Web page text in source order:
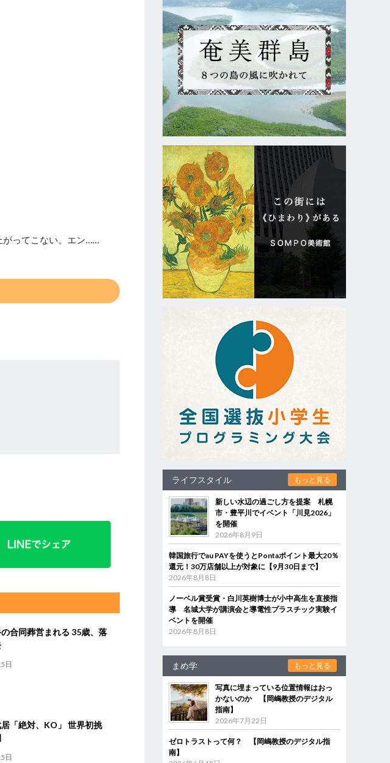
がってこない。エン……
合同葬営まれる 35歳、落
日
「絶対、KO」 世界初挑
日
ライフスタイル もっと見る
新しい水辺の過ごし方を提案 札幌
市・豊平川でイベント「川見2026」
を開催
2026年8月9日
韓国旅行でau PAYを使うとPontaポイント最大20％
還元！30万店舗以上が対象に【9月30日まで】
2026年8月8日
ノーベル賞受賞・白川英樹博士が小中高生を直接指
導 名城大学が講演会と導電性プラスチック実験イ
ベントを開催
2026年8月8日
まめ学 もっと見る
写真に埋まっている位置情報はおっ
かないのか 【岡嶋教授のデジタル
指南】
2026年7月22日
ゼロトラストって何？ 【岡嶋教授のデジタル指
南】